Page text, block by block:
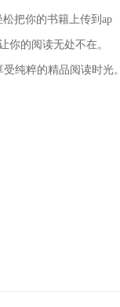
把你的书籍上传到ap
的阅读无处不在。
纯粹的精品阅读时光。